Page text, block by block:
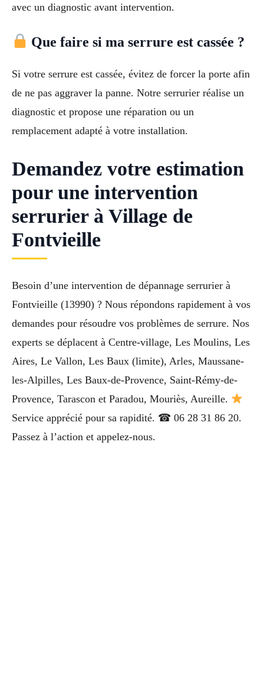
avec un diagnostic avant intervention.
Que faire si ma serrure est cassée ?
Si votre serrure est cassée, évitez de forcer la porte afin
de ne pas aggraver la panne. Notre serrurier réalise un
diagnostic et propose une réparation ou un
remplacement adapté à votre installation.
Demandez votre estimation
pour une intervention
serrurier à Village de
Fontvieille
Besoin d’une intervention de dépannage serrurier à
Fontvieille (13990) ? Nous répondons rapidement à vos
demandes pour résoudre vos problèmes de serrure. Nos
experts se déplacent à Centre-village, Les Moulins, Les
Aires, Le Vallon, Les Baux (limite), Arles, Maussane-
les-Alpilles, Les Baux-de-Provence, Saint-Rémy-de-
Provence, Tarascon et Paradou, Mouriès, Aureille.
Service apprécié pour sa rapidité. ☎ 06 28 31 86 20.
Passez à l’action et appelez-nous.